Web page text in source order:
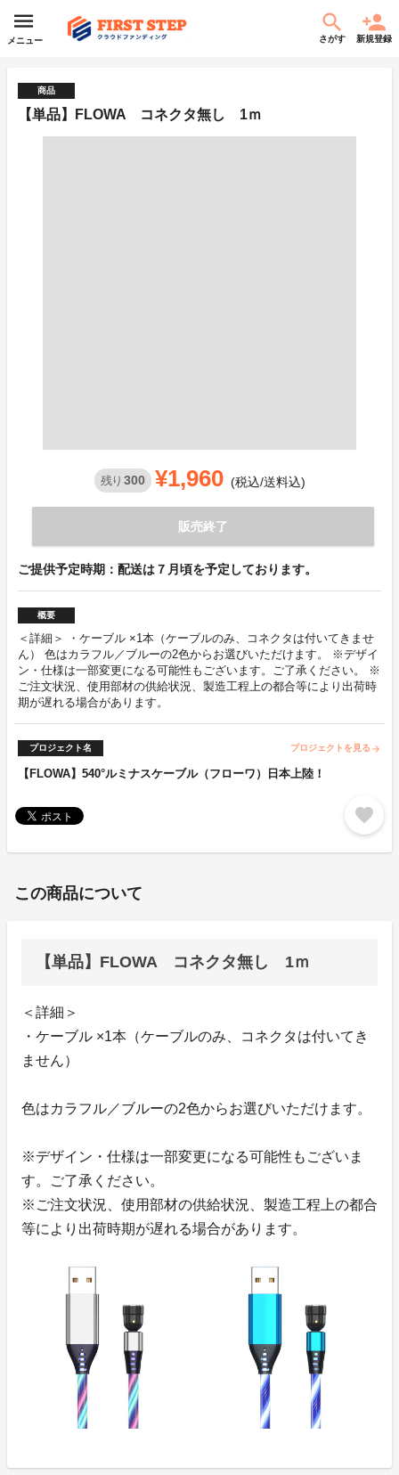
メニュー さがす 新規登録
商品
【単品】FLOWA コネクタ無し 1ｍ
残り 300 ¥1,960 (税込/送料込)
販売終了
ご提供予定時期：配送は７月頃を予定しております。
概要
＜詳細＞ ・ケーブル ×1本（ケーブルのみ、コネクタは付いてきませ
ん） 色はカラフル／ブルーの2色からお選びいただけます。 ※デザイ
ン・仕様は一部変更になる可能性もございます。ご了承ください。 ※
ご注文状況、使用部材の供給状況、製造工程上の都合等により出荷時
期が遅れる場合があります。
プロジェクト名 プロジェクトを見る arrow_forward
【FLOWA】540°ルミナスケーブル（フローワ）日本上陸！
favorite
この商品について
【単品】FLOWA コネクタ無し 1ｍ
＜詳細＞
・ケーブル ×1本（ケーブルのみ、コネクタは付いてき
ません）
色はカラフル／ブルーの2色からお選びいただけます。
※デザイン・仕様は一部変更になる可能性もございま
す。ご了承ください。
※ご注文状況、使用部材の供給状況、製造工程上の都合
等により出荷時期が遅れる場合があります。